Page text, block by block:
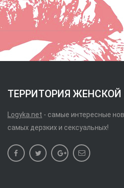
ТЕРРИТОРИЯ
Logyka.net - самые интересные
самых дерзких и сексуальных!